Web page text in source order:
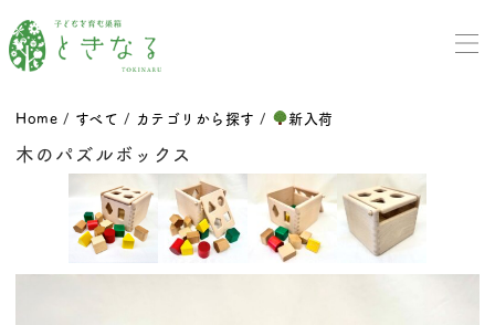
Home / すべて / カテゴリから探す / 新入荷
木のパズルボックス